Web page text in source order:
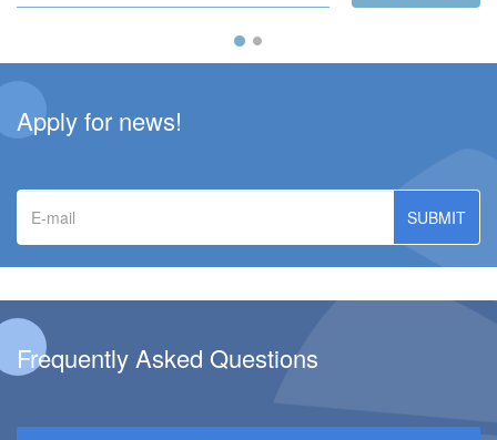
Apply for news!
E-
mail
Frequently Asked Questions